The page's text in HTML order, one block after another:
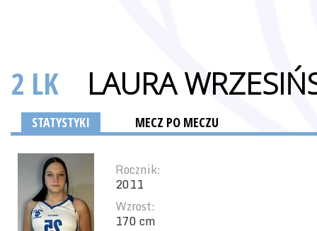
2 LK LAURA
STATYSTYKI MECZ PO MECZU
Rocznik:
2011
Wzrost:
170 cm